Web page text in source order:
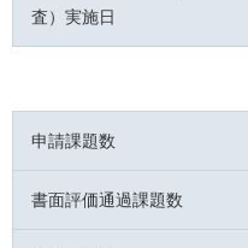
査）実施日
申請課題数
書面評価通過課題数